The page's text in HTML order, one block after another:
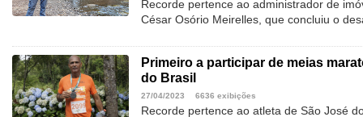
Recorde pertence ao administrador de
César Osório Meirelles, que concluiu o
Primeiro a participar de meias
do Brasil
27/04/2023 6636 exibições
Recorde pertence ao atleta de São José